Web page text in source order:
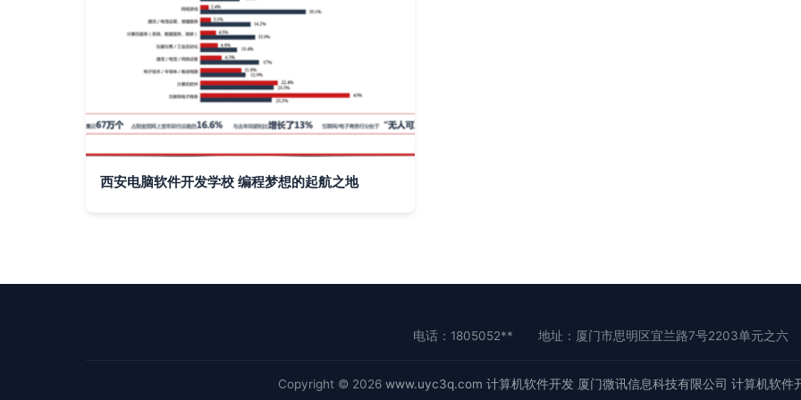
西安电脑软件开发学校 编程梦想的起航之地
电话：1805052** 地址：厦门市思明区宜兰路7号2203单元之六
Copyright © 2026 www.uyc3q.com 计算机软件开发 厦门微讯信息科技有限公司 计算机软件